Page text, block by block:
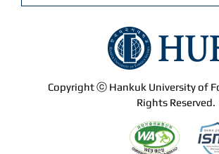
Copyright ⓒ Hankuk University of
Rights Reserved.